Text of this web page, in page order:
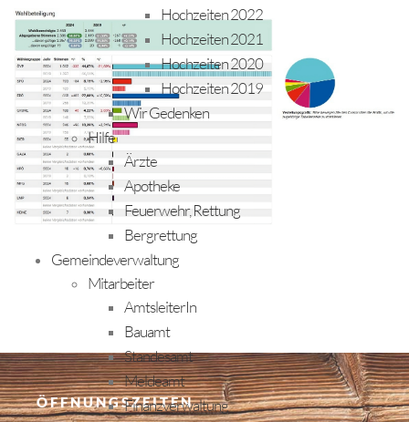
Hochzeiten 2022
Hochzeiten 2021
Hochzeiten 2020
Hochzeiten 2019
Wir Gedenken
Hilfe
Ärzte
Apotheke
Feuerwehr, Rettung
Bergrettung
Gemeindeverwaltung
Mitarbeiter
AmtsleiterIn
Bauamt
Standesamt
Meldeamt
Finanzverwaltung
ÖFFNUNGSZEITEN